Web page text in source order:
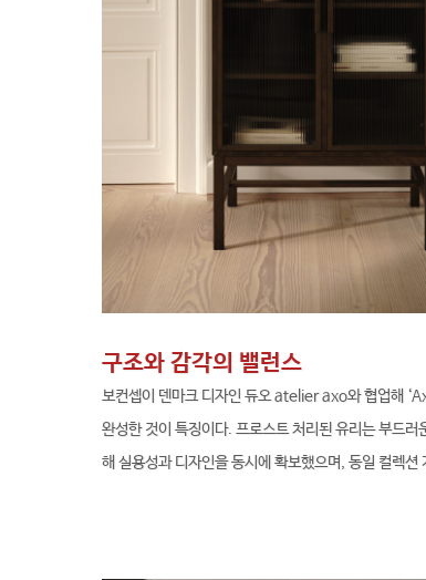
구조와 감각의 밸런스
보컨셉이 덴마크 디자인 듀오 atelier axo와 협업해
완성한 것이 특징이다. 프로스트 처리된 유리는 부드
해 실용성과 디자인을 동시에 확보했으며, 동일 컬렉